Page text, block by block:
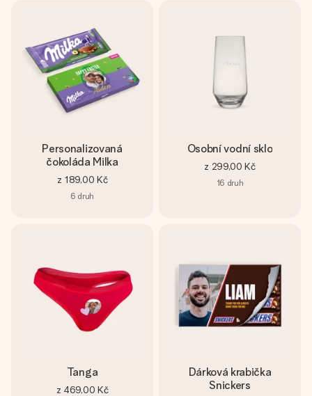
Personalizovaná
čokoláda Milka
z 189,00 Kč
6 druh
Osobní vodní sklo
z 299,00 Kč
16 druh
Tanga
z 469,00 Kč
Dárková krabička
Snickers